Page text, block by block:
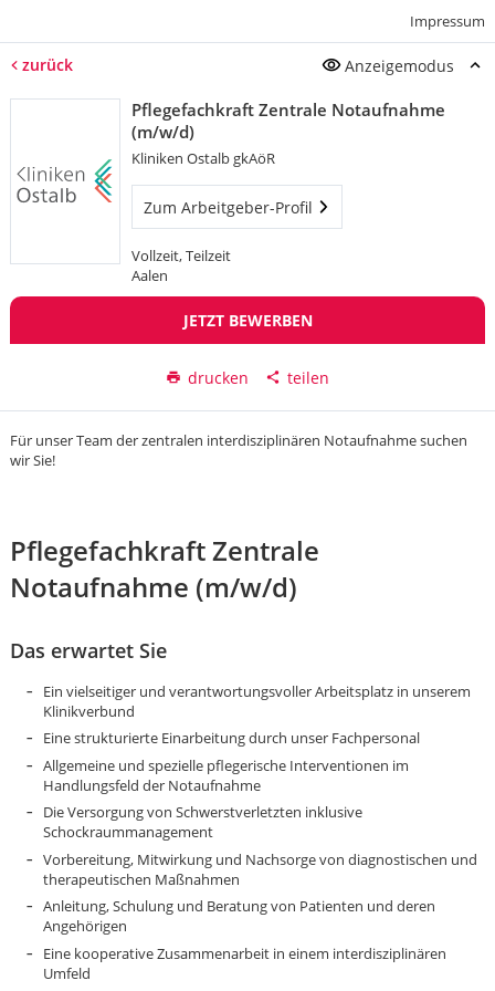
Impressum
zurück Anzeigemodus
Pflegefachkraft Zentrale Notaufnahme
(m/w/d)
Kliniken Ostalb gkAöR
Zum Arbeitgeber-Profil
Vollzeit, Teilzeit
Aalen
JETZT BEWERBEN
drucken teilen
Für unser Team der zentralen interdisziplinären Notaufnahme suchen
wir Sie!
Pflegefachkraft Zentrale
Notaufnahme (m/w/d)
Das erwartet Sie
Ein vielseitiger und verantwortungsvoller Arbeitsplatz in unserem
Klinikverbund
Eine strukturierte Einarbeitung durch unser Fachpersonal
Allgemeine und spezielle pflegerische Interventionen im
Handlungsfeld der Notaufnahme
Die Versorgung von Schwerstverletzten inklusive
Schockraummanagement
Vorbereitung, Mitwirkung und Nachsorge von diagnostischen und
therapeutischen Maßnahmen
Anleitung, Schulung und Beratung von Patienten und deren
Angehörigen
Eine kooperative Zusammenarbeit in einem interdisziplinären
Umfeld